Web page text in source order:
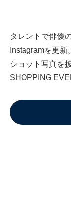
タレントで俳優
Instagramを更
ショット写真を
SHOPPING